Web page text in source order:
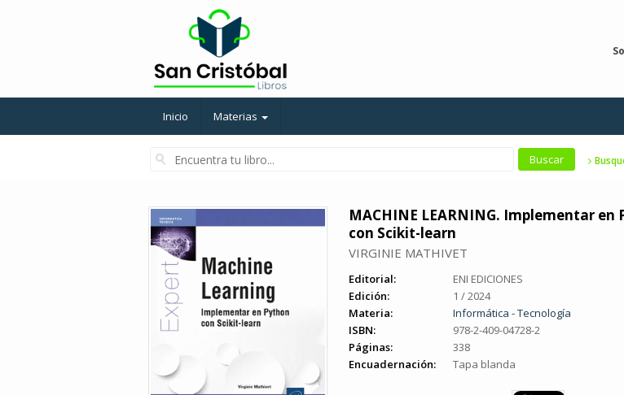
Inicio Materias
MACHINE LEARNING. Implementar en
con Scikit-learn
VIRGINIE MATHIVET
Editorial:
ENI EDICIONES
Edición:
1 / 2024
Materia:
Informática - Tecnología
ISBN:
978-2-409-04728-2
Páginas:
338
Encuadernación:
Tapa blanda